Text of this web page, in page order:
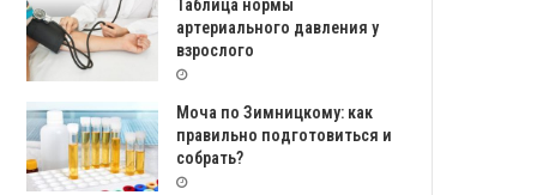
Таблица нормы
артериального давления у
взрослого
Моча по Зимницкому: как
правильно подготовиться и
собрать?